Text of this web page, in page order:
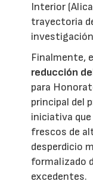
Interior
trayectoria
Finalmente,
reducción
para
principal del
iniciativa
frescos de
desperdicio
formalizado
excedentes.